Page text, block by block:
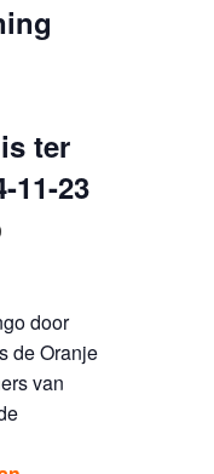
ter
11-23
door
de Oranje
van